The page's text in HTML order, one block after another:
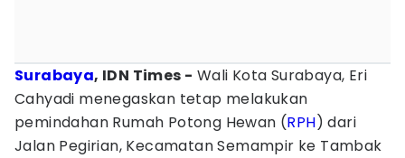
Surabaya, IDN Times - Wali Kota Surabaya, Eri
Cahyadi menegaskan tetap melakukan
pemindahan Rumah Potong Hewan (RPH) dari
Jalan Pegirian, Kecamatan Semampir ke Tambak